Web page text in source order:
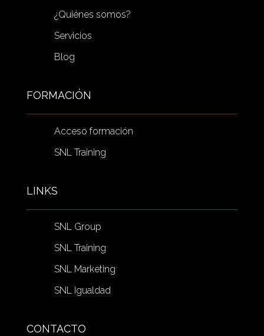
¿Quiénes somos?
Servicios
Blog
FORMACIÓN
Acceso formación
SNL Training
LINKS
SNL Group
SNL Training
SNL Marketing
SNL Igualdad
CONTACTO